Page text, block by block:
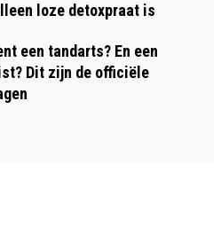
loze detoxpraat is
een tandarts? En een
Dit zijn de officiële